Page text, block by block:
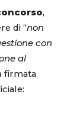
,
di “non
con
al
firmata